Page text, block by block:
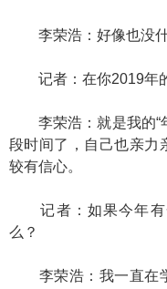
李荣浩：好像也没什
记者：在你2019年的
李荣浩：就是我的“
段时间了，自己也亲力
较有信心。
记者：如果今年有
么？
李荣浩：我一直在学